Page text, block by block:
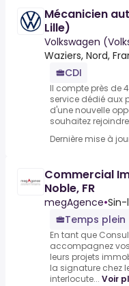
Mécanicien
Lille)
Volkswagen
Waziers, Nord,
CDI
Il compte près de
service dédié aux
d'une nouvelle
souhaitez
Dernière mise à
Commercial
Noble, FR
megAgence•Sin-
Temps plein
En tant que
accompagnez
leurs projets
la signature chez
interlocute... Voir